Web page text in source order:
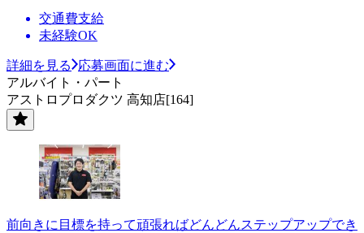
交通費支給
未経験OK
詳細を見る
応募画面に進む
アルバイト・パート
アストロプロダクツ 高知店[164]
前向きに目標を持って頑張ればどんどんステップアップでき